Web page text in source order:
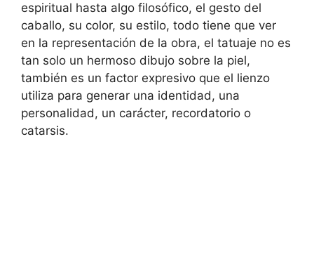
espiritual hasta algo filosófico, el gesto del
caballo, su color, su estilo, todo tiene que ver
en la representación de la obra, el tatuaje no es
tan solo un hermoso dibujo sobre la piel,
también es un factor expresivo que el lienzo
utiliza para generar una identidad, una
personalidad, un carácter, recordatorio o
catarsis.